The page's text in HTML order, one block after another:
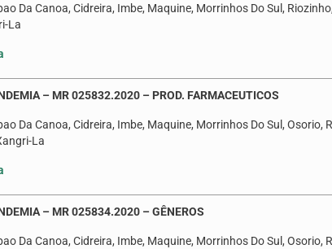
Da Canoa, Cidreira, Imbe, Maquine, Morrinhos Do Sul,
La
– MR 025832.2020 – PROD. FARMACEUTICOS
Da Canoa, Cidreira, Imbe, Maquine, Morrinhos Do Sul,
La
– MR 025834.2020 – GÊNEROS
Da Canoa, Cidreira, Imbe, Maquine, Morrinhos Do Sul,